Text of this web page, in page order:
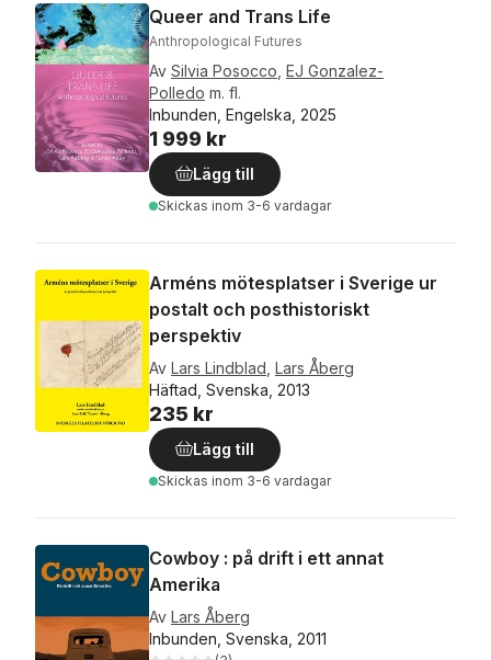
Queer and Trans Life
Anthropological Futures
Av Silvia Posocco EJ Gonzalez-
Polledo m. fl.
Inbunden, Engelska, 2025
1 999 kr
Lägg till
Skickas inom 3-6 vardagar
Arméns mötesplatser i Sverige ur
postalt och posthistoriskt
perspektiv
Av Lars Lindblad Lars Åberg
Häftad, Svenska, 2013
235 kr
Lägg till
Skickas inom 3-6 vardagar
Cowboy : på drift i ett annat
Amerika
Av Lars Åberg
Inbunden, Svenska, 2011